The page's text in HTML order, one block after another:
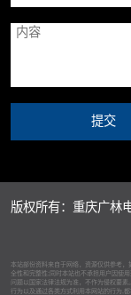
版权所有：重庆广林
本站部份资料来自于网络，资源仅供参考
全性和完整性;同时本站也不承担用户因使
问题以国家法律法规为准，不作为侵权要
行为以及通过各类方式利用本网站的行为,